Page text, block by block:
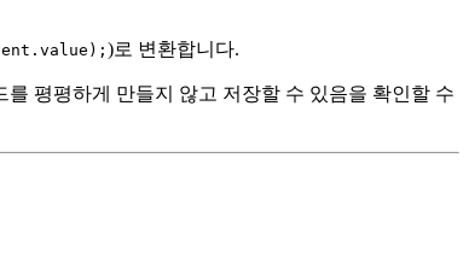
)로 변환합니다.
평평하게 만들지 않고 저장할 수 있음을 확인할 수